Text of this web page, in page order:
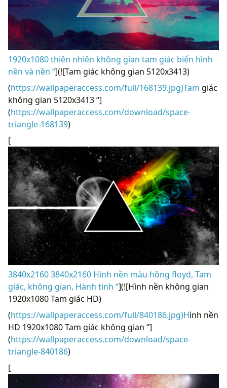
1920x1080 thiên nhiên không gian tam giác biển hình
nền và nền “](![Tam giác không gian 5120x3413)
(https://wallpaperaccess.com/full/168139.jpg)Tam giác
không gian 5120x3413 “]
(https://wallpaperaccess.com/download/space-
triangle-168139)
[
3840x2160 3840x2160 Hình nền màu hồng floyd, Tam
giác, không gian, Hành tinh “](![Hình nền không gian
1920x1080 Tam giác HD)
(https://wallpaperaccess.com/full/840186.jpg)Hình nền
HD 1920x1080 Tam giác không gian “]
(https://wallpaperaccess.com/download/space-
triangle-840186)
[